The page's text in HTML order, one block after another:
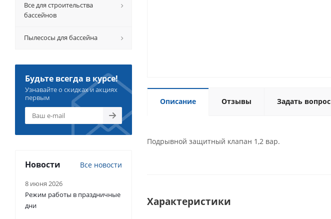
Описание Отзывы Задать вопрос
Подрывной защитный клапан 1,2 вар.
Характеристики
Все для строительства
бассейнов
Пылесосы для бассейна
Будьте всегда в курсе!
Узнавайте о скидках и акциях
первым
Новости Все новости
8 июня 2026
Режим работы в праздничные
дни